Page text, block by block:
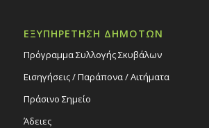
ΕΞΥΠΗΡΕΤΗΣΗ ΔΗΜΟΤΩΝ
Πρόγραμμα Συλλογής Σκυβάλων
Εισηγήσεις / Παράπονα / Αιτήματα
Πράσινο Σημείο
Άδειες